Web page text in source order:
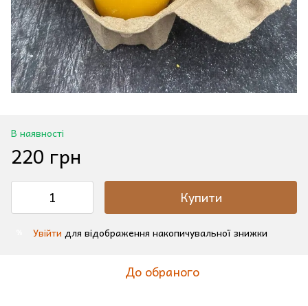
В наявності
220 грн
Купити
Увійти для відображення накопичувальної знижки
До обраного